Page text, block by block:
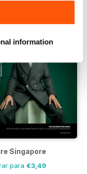
information
Singapore
para €3,49